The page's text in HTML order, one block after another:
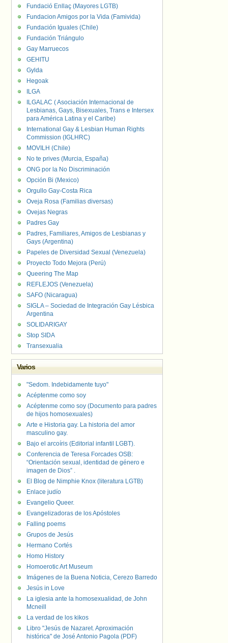
Fundació Enllaç (Mayores LGTB)
Fundacion Amigos por la Vida (Famivida)
Fundación Iguales (Chile)
Fundación Triángulo
Gay Marruecos
GEHITU
Gylda
Hegoak
ILGA
ILGALAC ( Asociación Internacional de
Lesbianas, Gays, Bisexuales, Trans e Intersex
para América Latina y el Caribe)
International Gay & Lesbian Human Rights
Commission (IGLHRC)
MOVILH (Chile)
No te prives (Murcia, España)
ONG por la No Discriminación
Opción Bi (Mexico)
Orgullo Gay-Costa Rica
Oveja Rosa (Familias diversas)
Ovejas Negras
Padres Gay
Padres, Familiares, Amigos de Lesbianas y
Gays (Argentina)
Papeles de Diversidad Sexual (Venezuela)
Proyecto Todo Mejora (Perú)
Queering The Map
REFLEJOS (Venezuela)
SAFO (Nicaragua)
SIGLA – Sociedad de Integración Gay Lésbica
Argentina
SOLIDARIGAY
Stop SIDA
Transexualia
Varios
"Sedom. Indebidamente tuyo"
Acéptenme como soy
Acéptenme como soy (Documento para padres
de hijos homosexuales)
Arte e Historia gay. La historia del amor
masculino gay.
Bajo el arcoíris (Editorial infantil LGBT).
Conferencia de Teresa Forcades OSB:
“Orientación sexual, identidad de género e
imagen de Dios” .
El Blog de Nimphie Knox (literatura LGTB)
Enlace judío
Evangelio Queer.
Evangelizadoras de los Apóstoles
Falling poems
Grupos de Jesús
Hermano Cortés
Homo History
Homoerotic Art Museum
Imágenes de la Buena Noticia, Cerezo Barredo
Jesús in Love
La iglesia ante la homosexualidad, de John
Mcneill
La verdad de los kikos
Libro "Jesús de Nazaret. Aproximación
histórica" de José Antonio Pagola (PDF)